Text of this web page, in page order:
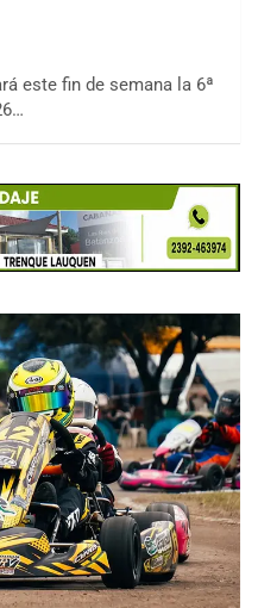
este fin de semana la 6ª